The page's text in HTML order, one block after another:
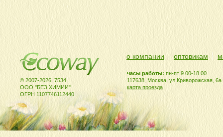
© 2007-2026 7534
ООО "БЕЗ ХИМИИ"
ОГРН 1107746112440
часы работы: пн-пт 9.00-18.00
117638, Москва, ул.Криворожская, 6а
карта проезда
о компании оптовикам